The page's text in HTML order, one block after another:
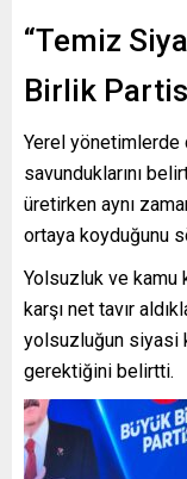
“Temiz
Birlik
Yerel yönetimlerde
savunduklarını
üretirken aynı
ortaya koyduğunu
Yolsuzluk ve kamu
karşı net tavır
yolsuzluğun siyasi
gerektiğini belirtti.